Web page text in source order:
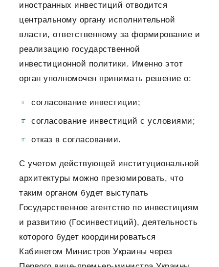
иностранных инвестиций отводится
центральному органу исполнительной
власти, ответственному за формирование и
реализацию государственной
инвестиционной политики. Именно этот
орган уполномочен принимать решение о:
согласование инвестиции;
согласование инвестиций с условиями;
отказ в согласовании.
С учетом действующей институциональной
архитектуры можно презюмировать, что
таким органом будет выступать
Государственное агентство по инвестициям
и развитию (Госинвестиций), деятельность
которого будет координироваться
Кабинетом Министров Украины через